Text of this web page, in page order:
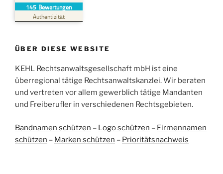
145 Bewertungen
Authentizität
SEHR GUT
38
Bewertungen auf
ProvenExpert.com
Bewertungen von
2
anderen Quellen
Blick aufs ProvenExpert-Profil werfen
ÜBER DIESE WEBSITE
KEHL Rechtsanwaltsgesellschaft mbH ist eine
überregional tätige Rechtsanwaltskanzlei. Wir beraten
und vertreten vor allem gewerblich tätige Mandanten
und Freiberufler in verschiedenen Rechtsgebieten.
Bandnamen schützen – Logo schützen – Firmennamen
schützen – Marken schützen – Prioritätsnachweis